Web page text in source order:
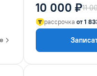
10 000 ₽11
рассрочка от 1